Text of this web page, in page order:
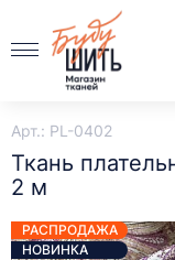
Арт.: PL-0402
Ткань
2 м
РАСПРОДАЖА
НОВИНКА